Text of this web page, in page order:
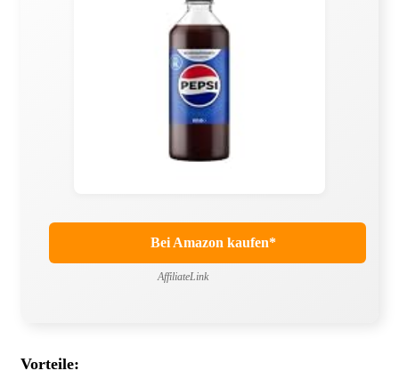
Bei Amazon kaufen*
AffiliateLink
Vorteile: